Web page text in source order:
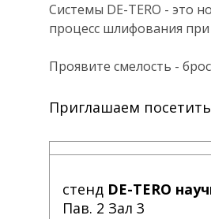
Системы DE-TERO - это
процесс шлифования
Проявите смелость -
Приглашаем посетить
стенд DE-TERO
Пав. 2 Зал 3